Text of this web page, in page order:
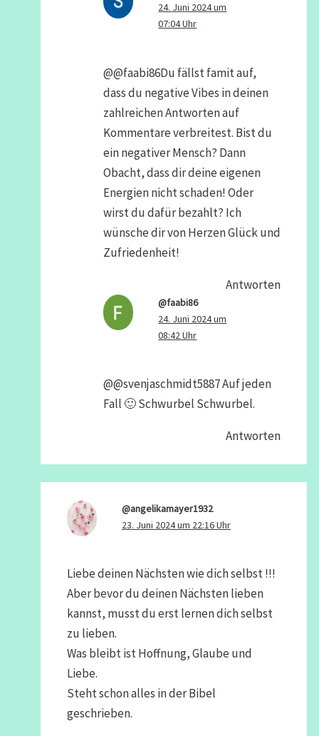
24. Juni 2024 um
07:04 Uhr
​@@faabi86Du fällst famit auf,
dass du negative Vibes in deinen
zahlreichen Antworten auf
Kommentare verbreitest. Bist du
ein negativer Mensch? Dann
Obacht, dass dir deine eigenen
Energien nicht schaden! Oder
wirst du dafür bezahlt? Ich
wünsche dir von Herzen Glück und
Zufriedenheit!
Antworten
@faabi86
24. Juni 2024 um
08:42 Uhr
@@svenjaschmidt5887 Auf jeden
Fall 🙂 Schwurbel Schwurbel.
Antworten
@angelikamayer1932
23. Juni 2024 um 22:16 Uhr
Liebe deinen Nächsten wie dich selbst !!!
Aber bevor du deinen Nächsten lieben
kannst, musst du erst lernen dich selbst
zu lieben.
Was bleibt ist Hoffnung, Glaube und
Liebe.
Steht schon alles in der Bibel
geschrieben.